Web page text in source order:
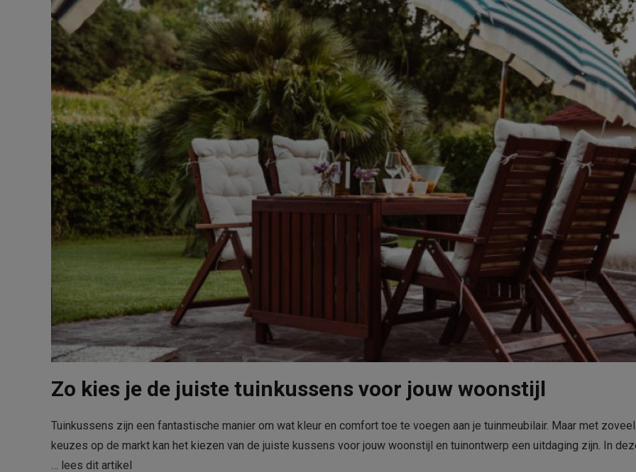
Zo kies je de juiste tuinkussens voor jouw woonstijl
Tuinkussens zijn een fantastische manier om wat kleur en comfort toe te voegen aan je tuinmeubilair. Maar met zoveel
keuzes op de markt kan het kiezen van de juiste kussens voor jouw woonstijl en tuinontwerp een uitdaging zijn. In
lees dit artikel